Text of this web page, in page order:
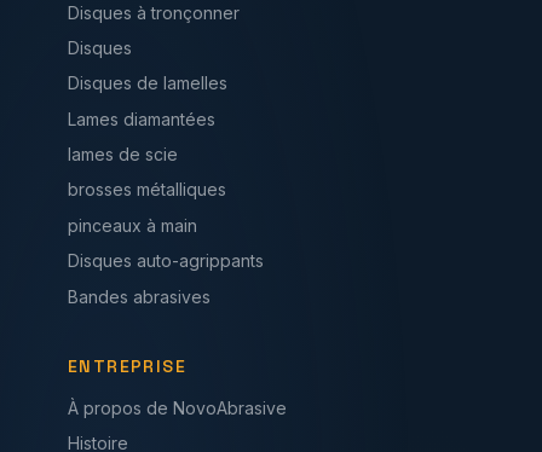
Disques à tronçonner
Disques
Disques de lamelles
Lames diamantées
lames de scie
brosses métalliques
pinceaux à main
Disques auto-agrippants
Bandes abrasives
ENTREPRISE
À propos de NovoAbrasive
Histoire